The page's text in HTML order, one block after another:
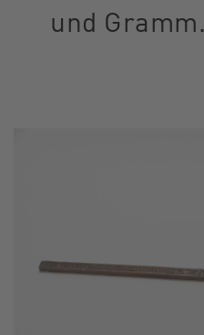
und Gramm.